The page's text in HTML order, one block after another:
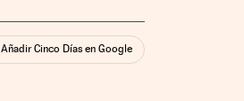
Añadir Cinco Días en Google